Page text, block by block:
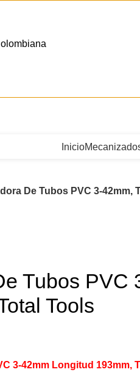
Inicio
De Tubos PVC 3-42mm,
Tubos PVC
Tools
3-42mm Longitud 193mm,